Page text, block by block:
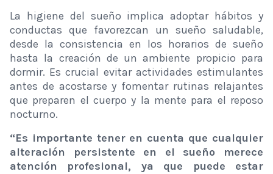
La higiene del sueño implica adoptar hábitos y
conductas que favorezcan un sueño saludable,
desde la consistencia en los horarios de sueño
hasta la creación de un ambiente propicio para
dormir. Es crucial evitar actividades estimulantes
antes de acostarse y fomentar rutinas relajantes
que preparen el cuerpo y la mente para el reposo
nocturno.
“Es importante tener en cuenta que cualquier
alteración persistente en el sueño merece
atención profesional, ya que puede estar